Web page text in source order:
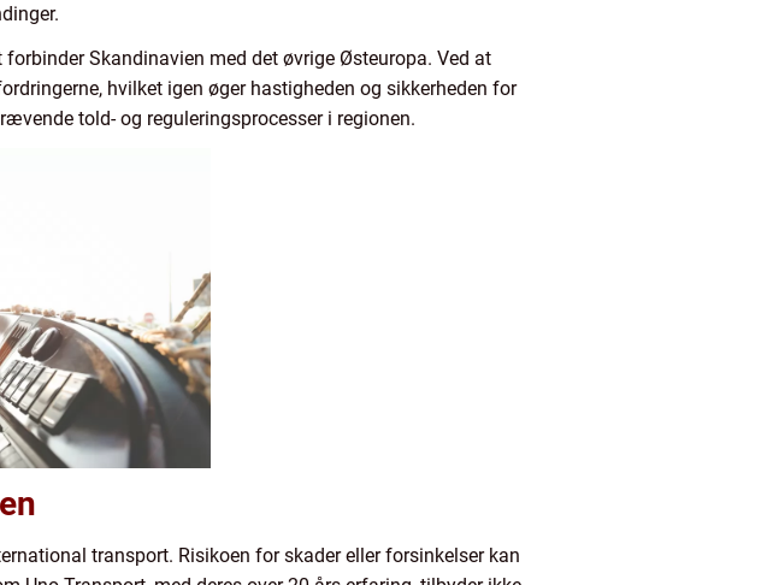
Skandinavien med det øvrige Østeuropa. Ved at
hvilket igen øger hastigheden og sikkerheden for
told- og reguleringsprocesser i regionen.
transport. Risikoen for skader eller forsinkelser kan